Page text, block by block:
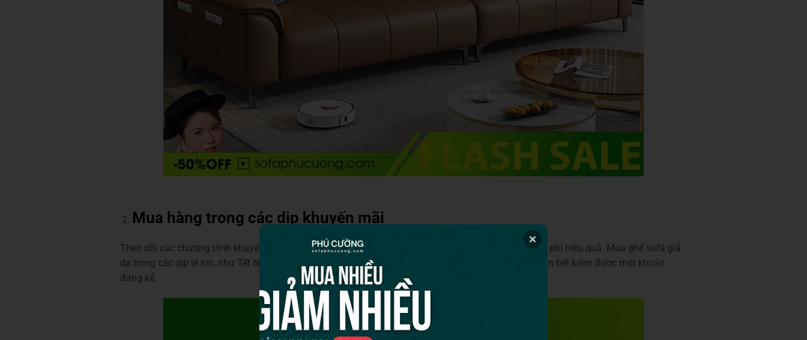
Mua hàng trong các dịp khuyến mãi
Theo dõi các chương trình khuyến mãi và giảm giá từ các cửa hàng nội thất là một cách tiết kiệm chi phí hiệu quả. Mua ghế sofa giả
da trong các dịp lễ lớn, như Tết Nguyên Đán, Quốc Khánh, Black Friday, Cyber Monday. Có thể giúp bạn tiết kiệm được một khoản
đáng kể.